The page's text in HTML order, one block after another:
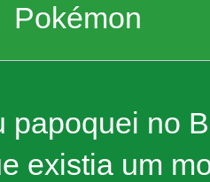
Pokémon
papoquei no
existia um